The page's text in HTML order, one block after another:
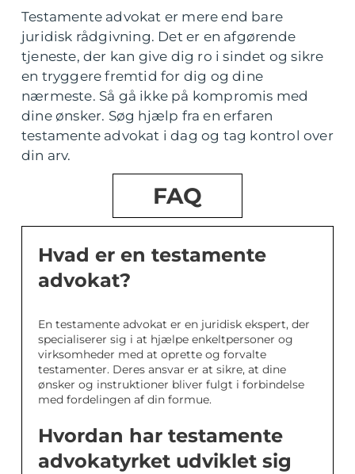
Testamente advokat er mere end bare
juridisk rådgivning. Det er en afgørende
tjeneste, der kan give dig ro i sindet og sikre
en tryggere fremtid for dig og dine
nærmeste. Så gå ikke på kompromis med
dine ønsker. Søg hjælp fra en erfaren
testamente advokat i dag og tag kontrol over
din arv.
FAQ
Hvad er en testamente
advokat?
En testamente advokat er en juridisk ekspert, der
specialiserer sig i at hjælpe enkeltpersoner og
virksomheder med at oprette og forvalte
testamenter. Deres ansvar er at sikre, at dine
ønsker og instruktioner bliver fulgt i forbindelse
med fordelingen af din formue.
Hvordan har testamente
advokatyrket udviklet sig